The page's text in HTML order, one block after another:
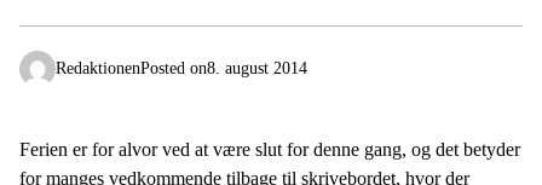
RedaktionenPosted on8. august 2014
Ferien er for alvor ved at være slut for denne gang, og det betyder
for manges vedkommende tilbage til skrivebordet, hvor der